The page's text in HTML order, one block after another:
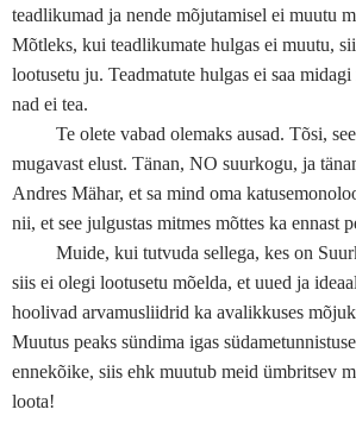
teadlikumad ja nende mõjutamisel ei muutu
Mõtleks, kui teadlikumate hulgas ei muutu,
lootusetu ju. Teadmatute hulgas ei saa
nad ei tea.
Te olete vabad olemaks ausad. Tõsi,
mugavast elust. Tänan, NO suurkogu, ja
Andres Mähar, et sa mind oma
nii, et see julgustas mitmes mõttes ka ennast
Muide, kui tutvuda sellega, kes on
siis ei olegi lootusetu mõelda, et uued ja
hoolivad arvamusliidrid ka avalikkuses
Muutus peaks sündima igas
ennekõike, siis ehk muutub meid ümbritsev
loota!